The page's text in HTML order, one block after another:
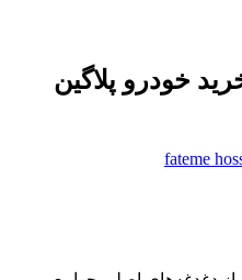
خودرو پلاگین
fateme